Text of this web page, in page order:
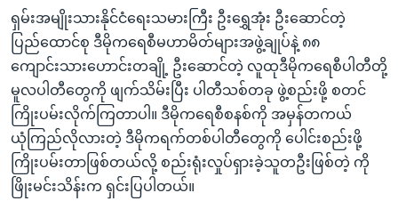
ညွန်း
စာမျက်နှာ
သို့
ကျော်
ကြည့်
ရန်
ရှာဖွေ
ရန်
နေရာ
Learning English
ဗွီအိုအေ လူမှုကွန်ယက်များ
ဘာသာစကားများ
ရှမ်းအမျိုးသားနိုင်ငံရေးသမားကြီး ဦးရွှေအုံး ဦးဆောင်တဲ့
ပြည်ထောင်စု ဒီမိုကရေစီမဟာမိတ်များအဖွဲ့ချုပ်နဲ့ ၈၈
ကျောင်းသားဟောင်းတချို့ ဦးဆောင်တဲ့ လူထုဒီမိုကရေစီပါတီတို့
မူလပါတီတွေကို ဖျက်သိမ်းပြီး ပါတီသစ်တခု ဖွဲ့စည်းဖို့ စတင်
ကြိုးပမ်းလိုက်ကြတာပါ။ ဒီမိုကရေစီစနစ်ကို အမှန်တကယ်
ယုံကြည်လိုလားတဲ့ ဒီမိုကရက်တစ်ပါတီတွေကို ပေါင်းစည်းဖို့
ကြိုးပမ်းတာဖြစ်တယ်လို့ စည်းရုံးလှုပ်ရှားခဲ့သူတဦးဖြစ်တဲ့ ကို
ဖြိုးမင်းသိန်းက ရှင်းပြပါတယ်။